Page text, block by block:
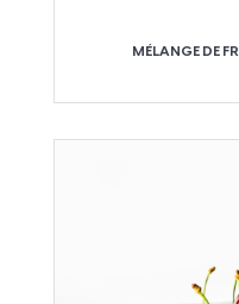
MÉLANGE DE